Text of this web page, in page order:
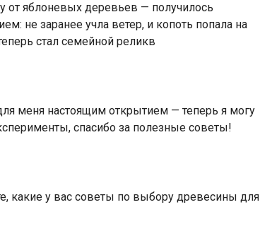
от яблоневых деревьев — получилось
не заранее учла ветер, и копоть попала на
стал семейной реликв
меня настоящим открытием — теперь я могу
спасибо за полезные советы!
какие у вас советы по выбору древесины для